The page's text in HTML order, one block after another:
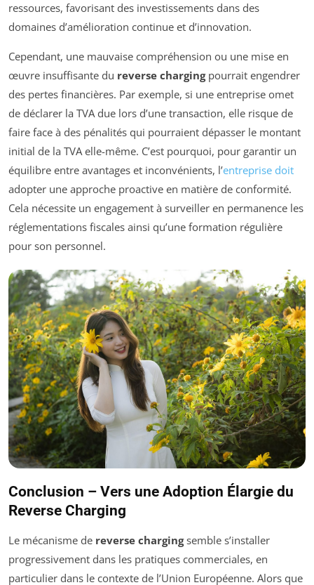
ressources, favorisant des investissements dans des
domaines d’amélioration continue et d’innovation.
Cependant, une mauvaise compréhension ou une mise en
œuvre insuffisante du reverse chargingpourrait engendrer
des pertes financières. Par exemple, si une entreprise omet
de déclarer la TVA due lors d’une transaction, elle risque de
faire face à des pénalités qui pourraient dépasser le montant
initial de la TVA elle-même. C’est pourquoi, pour garantir un
équilibre entre avantages et inconvénients, l’entreprise doit
adopter une approche proactive en matière de conformité.
Cela nécessite un engagement à surveiller en permanence les
réglementations fiscales ainsi qu’une formation régulière
pour son personnel.
Conclusion – Vers une Adoption Élargie du
Reverse Charging
Le mécanisme de reverse chargingsemble s’installer
progressivement dans les pratiques commerciales, en
particulier dans le contexte de l’Union Européenne. Alors que